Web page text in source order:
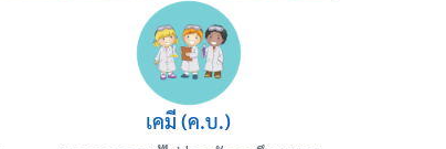
เคมี (ค.บ.)